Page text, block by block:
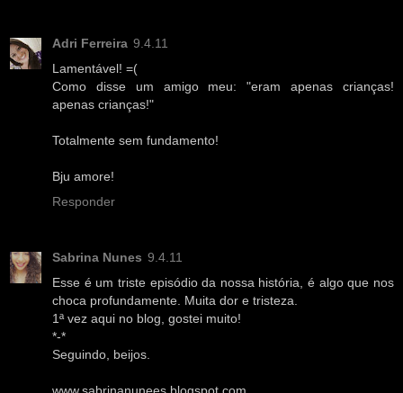
Adri Ferreira 9.4.11
Lamentável! =(
Como disse um amigo meu: "eram apenas crianças!
apenas crianças!"
Totalmente sem fundamento!
Bju amore!
Responder
Sabrina Nunes 9.4.11
Esse é um triste episódio da nossa história, é algo que nos
choca profundamente. Muita dor e tristeza.
1ª vez aqui no blog, gostei muito!
*-*
Seguindo, beijos.
www.sabrinanunees.blogspot.com